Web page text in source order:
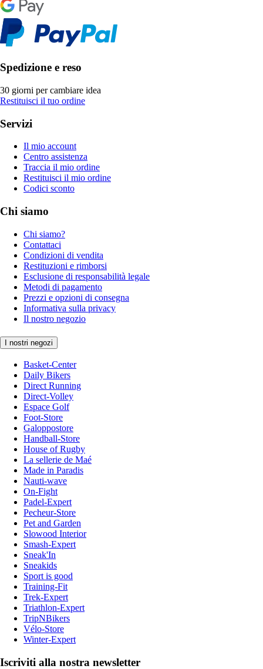
Spedizione e reso
30 giorni per cambiare idea
Restituisci il tuo ordine
Servizi
Il mio account
Centro assistenza
Traccia il mio ordine
Restituisci il mio ordine
Codici sconto
Chi siamo
Chi siamo?
Contattaci
Condizioni di vendita
Restituzioni e rimborsi
Esclusione di responsabilità legale
Metodi di pagamento
Prezzi e opzioni di consegna
Informativa sulla privacy
Il nostro negozio
I nostri negozi
Basket-Center
Daily Bikers
Direct Running
Direct-Volley
Espace Golf
Foot-Store
Galoppostore
Handball-Store
House of Rugby
La sellerie de Maé
Made in Paradis
Nauti-wave
On-Fight
Padel-Expert
Pecheur-Store
Pet and Garden
Slowood Interior
Smash-Expert
Sneak'In
Sneakids
Sport is good
Training-Fit
Trek-Expert
Triathlon-Expert
TripNBikers
Vélo-Store
Winter-Expert
Iscriviti alla nostra newsletter